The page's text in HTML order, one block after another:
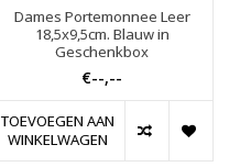
Dames Portemonnee Leer
18,5x9,5cm. Blauw in
Geschenkbox
€--,--
TOEVOEGEN AAN
WINKELWAGEN